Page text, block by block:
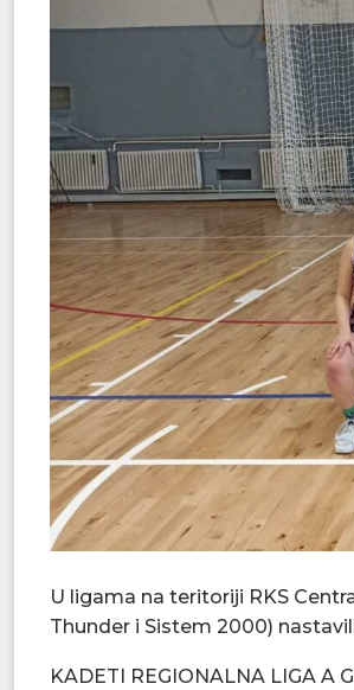
U ligama na teritoriji RKS
Thunder i Sistem 2000)
KADETI REGIONALNA LIGA A